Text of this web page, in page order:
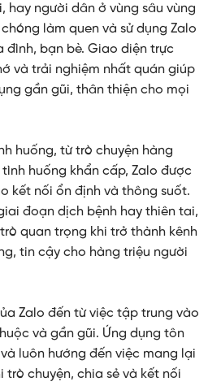
hay người dân ở vùng sâu vùng
làm quen và sử dụng Zalo
đình, bạn bè. Giao diện trực
và trải nghiệm nhất quán giúp
gần gũi, thân thiện cho mọi
huống, từ trò chuyện hàng
huống khẩn cấp, Zalo được
kết nối ổn định và thông suốt.
đoạn dịch bệnh hay thiên tai,
quan trọng khi trở thành kênh
tin cậy cho hàng triệu người
Zalo đến từ việc tập trung vào
và gần gũi. Ứng dụng tôn
luôn hướng đến việc mang lại
chuyện, chia sẻ và kết nối